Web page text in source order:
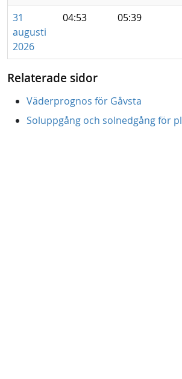
31
augusti
2026
04:53 05:39
Relaterade sidor
Väderprognos för Gåvsta
Soluppgång och solnedgång för